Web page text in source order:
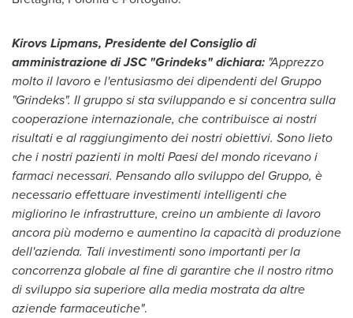
Kirovs Lipmans, Presidente delConsiglio di
amministrazione di JSC "Grindeks" dichiara: "Apprezzo
molto il lavoro e l'entusiasmo dei dipendenti del Gruppo
"Grindeks". Il gruppo si sta sviluppando e si concentra sulla
cooperazione internazionale, che contribuisce ai nostri
risultati e al raggiungimento dei nostri obiettivi. Sono lieto
che i nostri pazienti in molti Paesi del mondo ricevano i
farmaci necessari. Pensando allo sviluppo del Gruppo, è
necessario effettuare investimenti intelligenti che
migliorino le infrastrutture, creino un ambiente di lavoro
ancora più moderno e aumentino la capacità di produzione
dell'azienda. Tali investimenti sono importanti per la
concorrenza globale al fine di garantire che il nostro ritmo
di sviluppo sia superiore alla media mostrata da altre
aziende farmaceutiche".